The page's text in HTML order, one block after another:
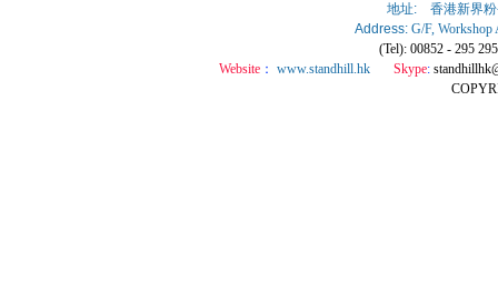
地址: 香港新界
Address: G/F, Workshop
(Tel): 00852 - 295
Website： www.standhill.hk Skype: